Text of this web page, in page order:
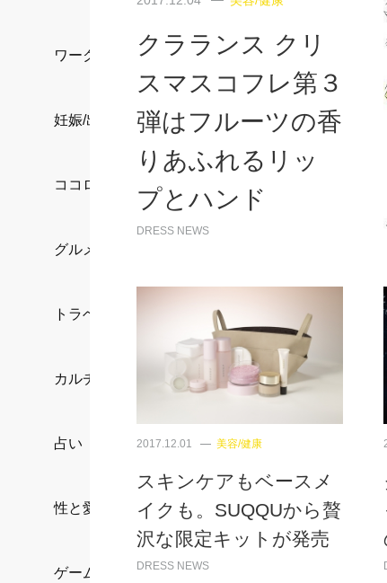
ワークスタイル
妊娠/出産/家族
ココロ/カラダ
グルメ
トラベル
カルチャー/エンタメ
占い
性と愛
ゲーム
クラランス クリ
スマスコフレ第３
弾はフルーツの香
りあふれるリッ
プとハンド
DRESS NEWS
2017.12.01 美容/健康
スキンケアもベースメ
イクも。SUQQUから贅
沢な限定キットが発売
DRESS NEWS